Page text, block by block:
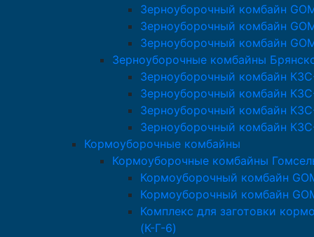
Зерноуборочный комбайн
Зерноуборочный комбайн
Зерноуборочный комбайн
Зерноуборочные комбайны
Зерноуборочный комбайн
Зерноуборочный комбайн
Зерноуборочный комбайн
Зерноуборочный комбайн
Кормоуборочные комбайны
Кормоуборочные комбайны
Кормоуборочный комбайн
Кормоуборочный комбайн
Комплекс для заготовки
(К-Г-6)